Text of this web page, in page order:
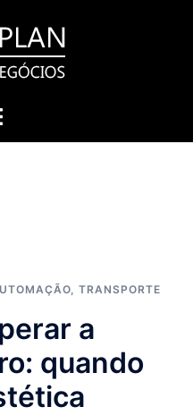
, TRANSPORTE
a
quando